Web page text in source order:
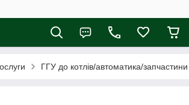
ГГУ до котлів/автоматика/запчастини